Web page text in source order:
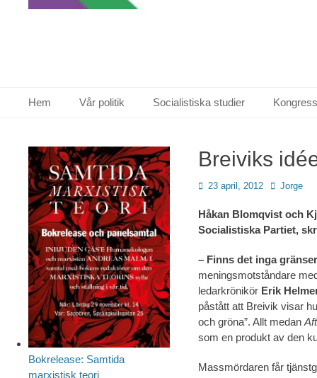
Primär meny
Hem Vår politik Socialistiska studier
Breiviks
Publicerad
23 april, 2012 Författare
Jorge
Håkan Blomqvist och
Socialistiska Partiet,
– Finns det inga gränser
meningsmotståndare
ledar­krönikör Erik
påstått att Breivik visar
och gröna”. Allt medan
som en produkt av den
Massmördaren får
Bokrelease: Samtida
marxistisk teori